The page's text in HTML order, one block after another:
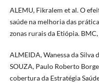
ALEMU, Fikralem et al. O
saúde na melhoria das
zonas rurais da Etiópia.
ALMEIDA, Wanessa da Silva
SOUZA, Paulo Roberto
cobertura da Estratégia